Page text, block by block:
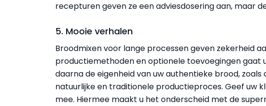
recepturen geven ze een adviesdosering aan, maar
5. Mooie verhalen
Broodmixen voor lange processen geven zekerheid
productiemethoden en optionele toevoegingen gaat
daarna de eigenheid van uw authentieke brood,
natuurlijke en traditionele productieproces. Geef uw
mee. Hiermee maakt u het onderscheid met de